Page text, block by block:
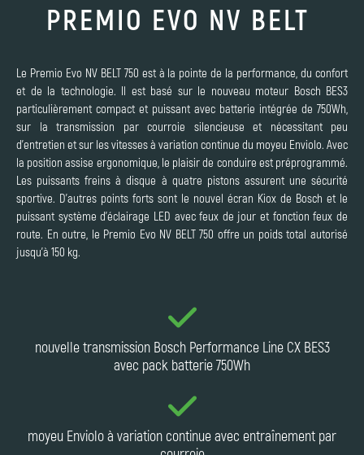
PREMIO EVO NV BELT
Le Premio Evo NV BELT 750 est à la pointe de la performance, du confort
et de la technologie. Il est basé sur le nouveau moteur Bosch BES3
particulièrement compact et puissant avec batterie intégrée de 750Wh,
sur la transmission par courroie silencieuse et nécessitant peu
d'entretien et sur les vitesses à variation continue du moyeu Enviolo. Avec
la position assise ergonomique, le plaisir de conduire est préprogrammé.
Les puissants freins à disque à quatre pistons assurent une sécurité
sportive. D'autres points forts sont le nouvel écran Kiox de Bosch et le
puissant système d'éclairage LED avec feux de jour et fonction feux de
route. En outre, le Premio Evo NV BELT 750 offre un poids total autorisé
jusqu'à 150 kg.
nouvelle transmission Bosch Performance Line CX BES3
avec pack batterie 750Wh
moyeu Enviolo à variation continue avec entraînement par